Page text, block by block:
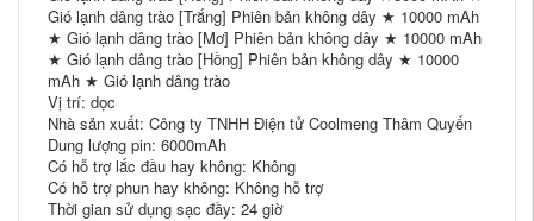
Gió lạnh dâng trào [Trắng] Phiên bản không dây ★ 10000 mAh
★ Gió lạnh dâng trào [Mơ] Phiên bản không dây ★ 10000 mAh
★ Gió lạnh dâng trào [Hồng] Phiên bản không dây ★ 10000
mAh ★ Gió lạnh dâng trào
Vị trí: dọc
Nhà sản xuất: Công ty TNHH Điện tử Coolmeng Thâm Quyến
Dung lượng pin: 6000mAh
Có hỗ trợ lắc đầu hay không: Không
Có hỗ trợ phun hay không: Không hỗ trợ
Thời gian sử dụng sạc đầy: 24 giờ